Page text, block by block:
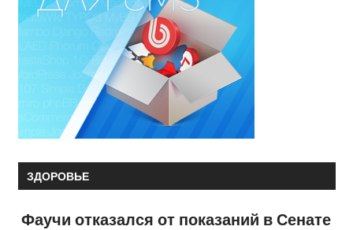
ЗДОРОВЬЕ
Фаучи отказался от показаний в Сенате